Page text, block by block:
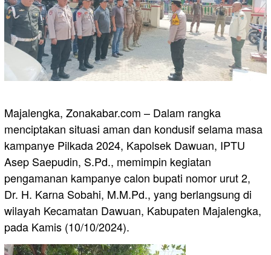
Majalengka, Zonakabar.com – Dalam rangka
menciptakan situasi aman dan kondusif selama masa
kampanye Pilkada 2024, Kapolsek Dawuan, IPTU
Asep Saepudin, S.Pd., memimpin kegiatan
pengamanan kampanye calon bupati nomor urut 2,
Dr. H. Karna Sobahi, M.M.Pd., yang berlangsung di
wilayah Kecamatan Dawuan, Kabupaten Majalengka,
pada Kamis (10/10/2024).